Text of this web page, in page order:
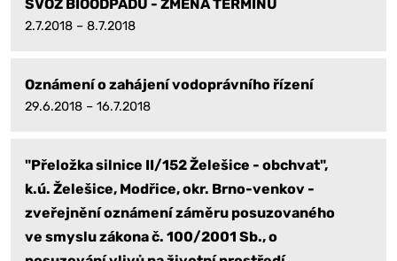
SVOZ BIOODPADU - ZMĚNA TERMÍNU
2.7.2018 – 8.7.2018
Oznámení o zahájení vodoprávního řízení
29.6.2018 – 16.7.2018
"Přeložka silnice II/152 Želešice - obchvat",
k.ú. Želešice, Modřice, okr. Brno-venkov -
zveřejnění oznámení záměru posuzovaného
ve smyslu zákona č. 100/2001 Sb., o